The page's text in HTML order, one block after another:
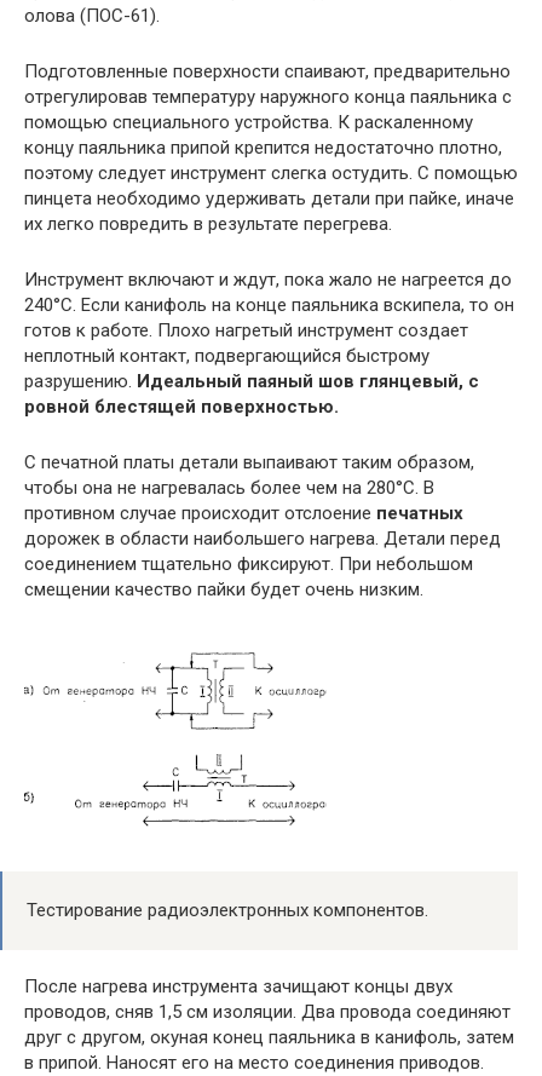
олова (ПОС-61).
Подготовленные поверхности спаивают, предварительно
отрегулировав температуру наружного конца паяльника с
помощью специального устройства. К раскаленному
концу паяльника припой крепится недостаточно плотно,
поэтому следует инструмент слегка остудить. С помощью
пинцета необходимо удерживать детали при пайке, иначе
их легко повредить в результате перегрева.
Инструмент включают и ждут, пока жало не нагреется до
240°C. Если канифоль на конце паяльника вскипела, то он
готов к работе. Плохо нагретый инструмент создает
неплотный контакт, подвергающийся быстрому
разрушению. Идеальный паяный шов глянцевый, с
ровной блестящей поверхностью.
С печатной платы детали выпаивают таким образом,
чтобы она не нагревалась более чем на 280°C. В
противном случае происходит отслоение печатных
дорожек в области наибольшего нагрева. Детали перед
соединением тщательно фиксируют. При небольшом
смещении качество пайки будет очень низким.
Тестирование радиоэлектронных компонентов.
После нагрева инструмента зачищают концы двух
проводов, сняв 1,5 см изоляции. Два провода соединяют
друг с другом, окуная конец паяльника в канифоль, затем
в припой. Наносят его на место соединения приводов.